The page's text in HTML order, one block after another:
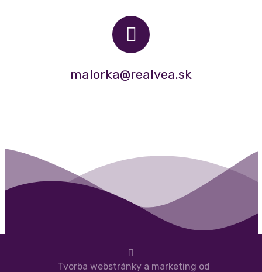
malorka@realvea.sk
Tvorba webstránky a marketing od